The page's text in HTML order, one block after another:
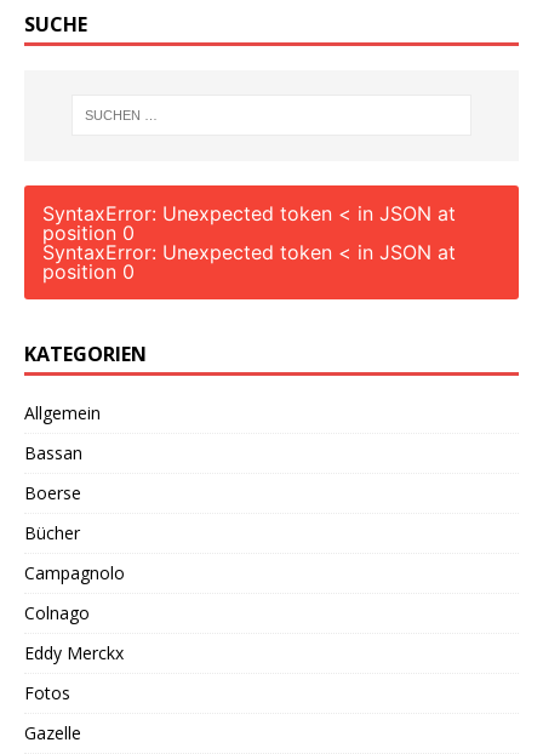
SUCHE
SyntaxError: Unexpected token < in JSON at
position 0
SyntaxError: Unexpected token < in JSON at
position 0
KATEGORIEN
Allgemein
Bassan
Boerse
Bücher
Campagnolo
Colnago
Eddy Merckx
Fotos
Gazelle